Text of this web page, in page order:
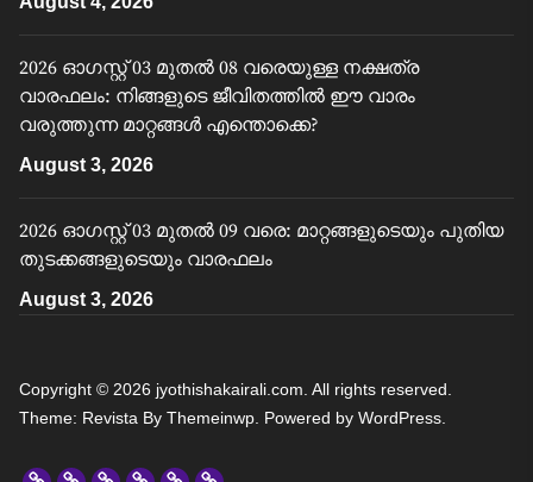
2026 ഓഗസ്റ്റ് 03 മുതൽ 08 വരെയുള്ള നക്ഷത്ര
വാരഫലം: നിങ്ങളുടെ ജീവിതത്തിൽ ഈ വാരം
വരുത്തുന്ന മാറ്റങ്ങൾ എന്തൊക്കെ?
August 3, 2026
2026 ഓഗസ്റ്റ് 03 മുതൽ 09 വരെ: മാറ്റങ്ങളുടെയും പുതിയ
തുടക്കങ്ങളുടെയും വാരഫലം
August 3, 2026
Copyright © 2026 jyothishakairali.com. All rights reserved.
Theme: Revista By Themeinwp. Powered by WordPress.
HomePredictions
Specials
RashiBelieveFeatured